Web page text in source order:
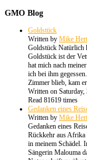
GMO Blog
Goldstück
Written by Mike
Goldstück Natürlich
Goldstück ist der
hat mich nach
ich bei ihm
Zimmer blieb, kam
Written on
Read 81619 times
Gedanken eines
Written by Mike
Gedanken eines
Rückkehr aus Afrika
in meinem Schädel.
Sängerin Malouma